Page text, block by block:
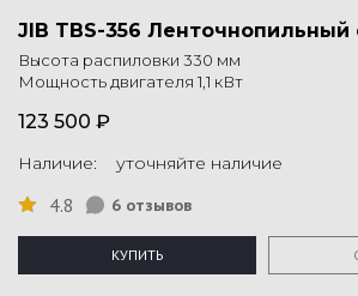
JIB TBS-356 Ленточнопильный
Высота распиловки 330 мм
Мощность двигателя 1,1 кВт
123 500 ₽
Наличие: уточняйте наличие
4.8 6 отзывов
КУПИТЬ